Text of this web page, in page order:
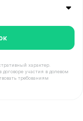
характер.
договоре участия в долевом
требованиям